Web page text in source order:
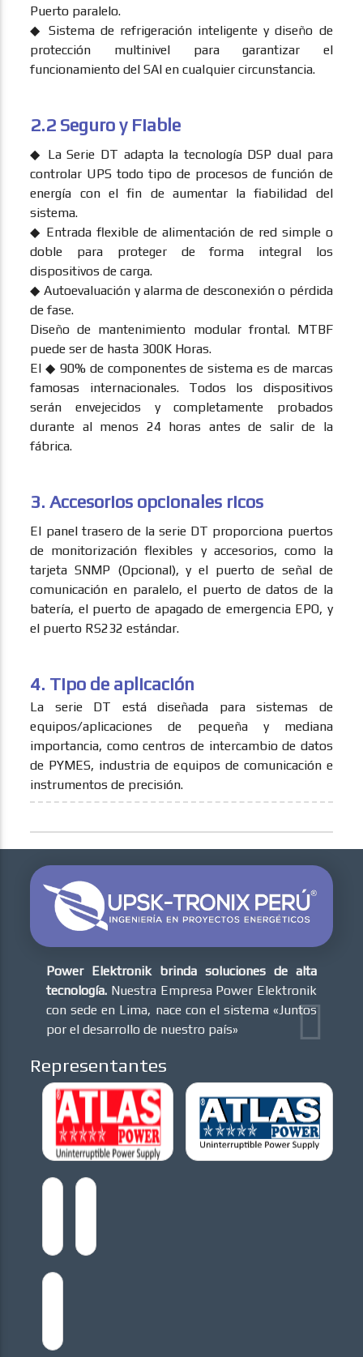
Puerto paralelo.
◆ Sistema de refrigeración inteligente y diseño de
protección multinivel para garantizar el
funcionamiento del SAI en cualquier circunstancia.
2.2 Seguro y Fiable
◆ La Serie DT adapta la tecnología DSP dual para
controlar UPS todo tipo de procesos de función de
energía con el fin de aumentar la fiabilidad del
sistema.
◆ Entrada flexible de alimentación de red simple o
doble para proteger de forma integral los
dispositivos de carga.
◆ Autoevaluación y alarma de desconexión o pérdida
de fase.
Diseño de mantenimiento modular frontal. MTBF
puede ser de hasta 300K Horas.
El ◆ 90% de componentes de sistema es de marcas
famosas internacionales. Todos los dispositivos
serán envejecidos y completamente probados
durante al menos 24 horas antes de salir de la
fábrica.
3. Accesorios opcionales ricos
El panel trasero de la serie DT proporciona puertos
de monitorización flexibles y accesorios, como la
tarjeta SNMP (Opcional), y el puerto de señal de
comunicación en paralelo, el puerto de datos de la
batería, el puerto de apagado de emergencia EPO, y
el puerto RS232 estándar.
4. Tipo de aplicación
La serie DT está diseñada para sistemas de
equipos/aplicaciones de pequeña y mediana
importancia, como centros de intercambio de datos
de PYMES, industria de equipos de comunicación e
instrumentos de precisión.
Power Elektronik brinda soluciones de alta
tecnología. Nuestra Empresa Power Elektronik
con sede en Lima, nace con el sistema «Juntos
por el desarrollo de nuestro país»
Representantes